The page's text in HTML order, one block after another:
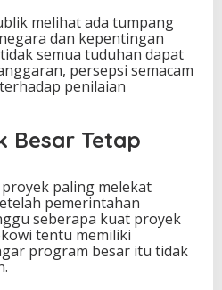
melihat ada tumpang
dan kepentingan
semua tuduhan dapat
persepsi semacam
penilaian
Besar Tetap
paling melekat
pemerintahan
seberapa kuat proyek
tentu memiliki
program besar itu tidak